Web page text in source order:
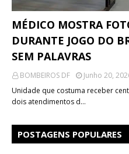
MÉDICO MOSTRA
DURANTE JOGO DO
SEM PALAVRAS
BOMBEIROS DF
Junho 20,
Unidade que costuma receber
dois atendimentos d…
POSTAGENS POPULARES